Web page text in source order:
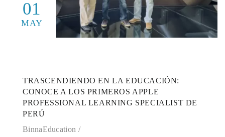
01
MAY
TRASCENDIENDO EN LA EDUCACIÓN:
CONOCE A LOS PRIMEROS APPLE
PROFESSIONAL LEARNING SPECIALIST DE
PERÚ
BinnaEducation